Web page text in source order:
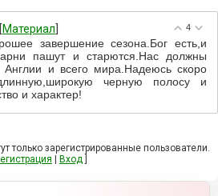
4
Материал
завершение сезона.Бог есть,и
пашут и старются.Нас должны
Англии и всего мира.Надеюсь скоро
черную полосу и
и характер!
только зарегистрированные пользователи.
Вход